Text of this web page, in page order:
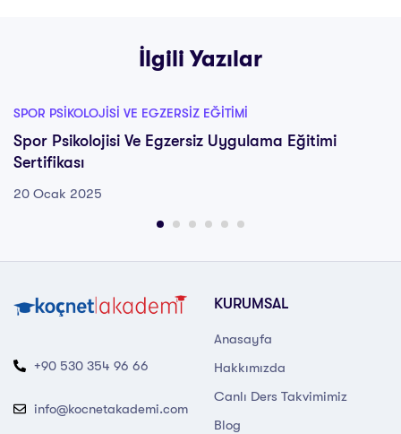
İlgili Yazılar
SPOR PSIKOLOJISI VE EGZERSIZ EĞITIMI
Spor Psikolojisi Ve Egzersiz Uygulama Eğitimi
Sertifikası
20 Ocak 2025
+90 530 354 96 66
info@kocnetakademi.com
KURUMSAL
Anasayfa
Hakkımızda
Canlı Ders Takvimimiz
Blog